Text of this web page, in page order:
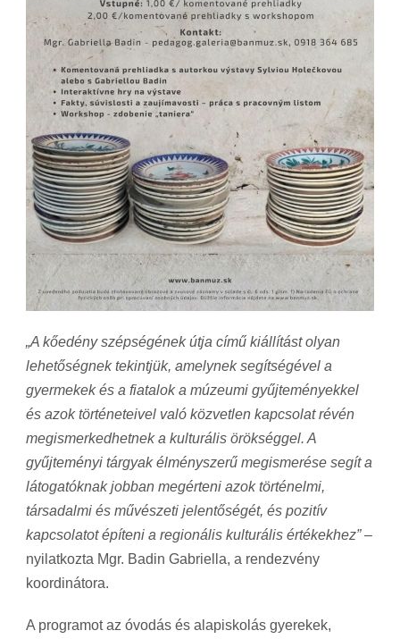
„A kőedény szépségének útja című kiállítást olyan
lehetőségnek tekintjük, amelynek segítségével a
gyermekek és a fiatalok a múzeumi gyűjteményekkel
és azok történeteivel való közvetlen kapcsolat révén
megismerkedhetnek a kulturális örökséggel. A
gyűjteményi tárgyak élményszerű megismerése segít a
látogatóknak jobban megérteni azok történelmi,
társadalmi és művészeti jelentőségét, és pozitív
kapcsolatot építeni a regionális kulturális értékekhez”–
nyilatkozta Mgr. Badin Gabriella, a rendezvény
koordinátora.
A programot az óvodás és alapiskolás gyerekek,